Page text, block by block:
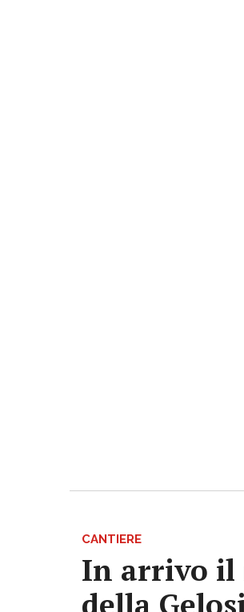
CANTIERE
In arrivo il